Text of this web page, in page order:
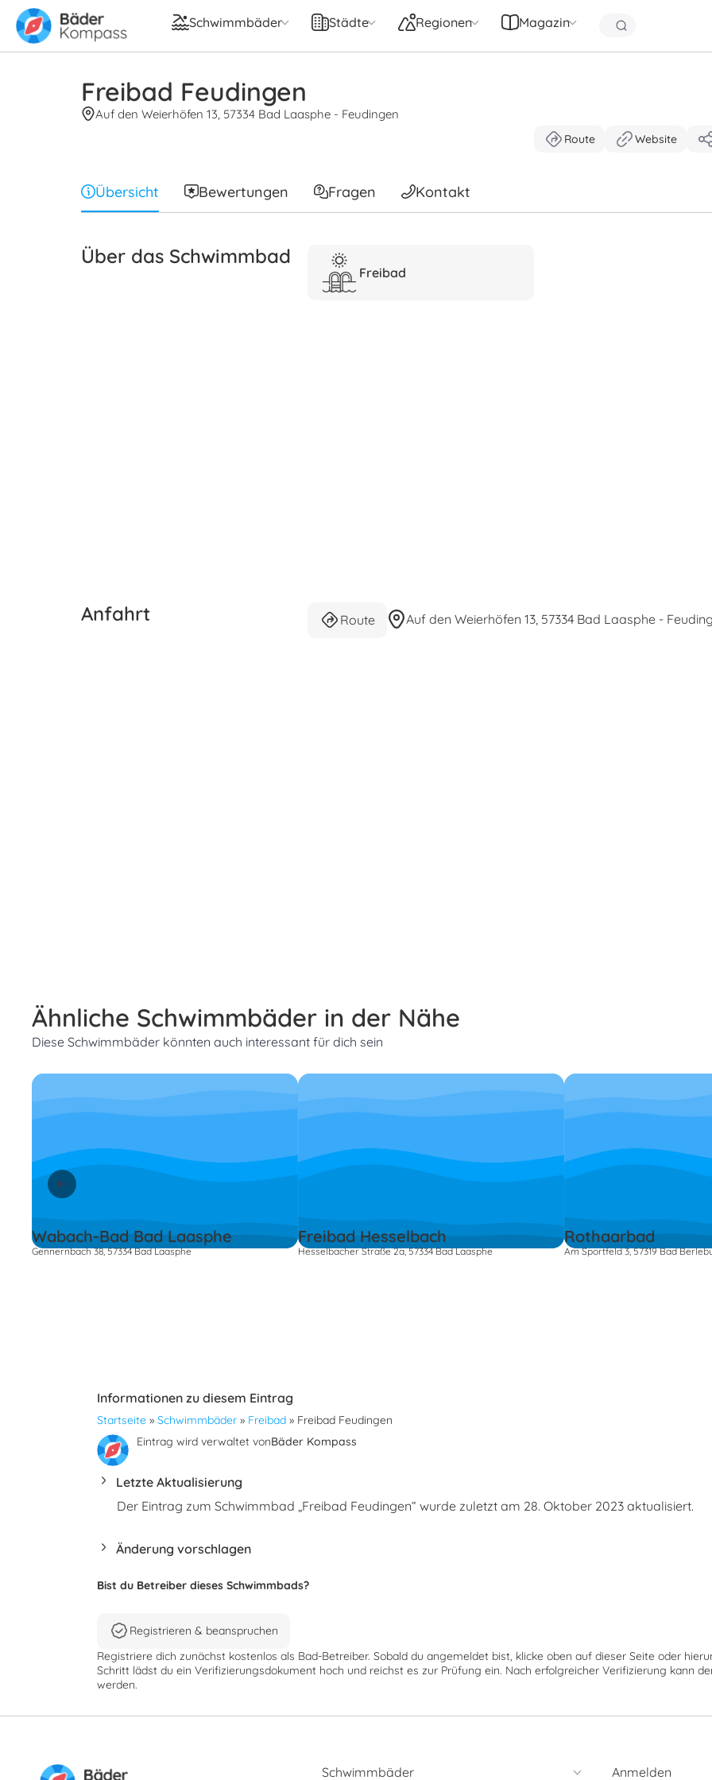
Schwimmbäder Städte Regionen Magazin
Freibad Feudingen
Auf den Weierhöfen 13, 57334 Bad Laasphe - Feudingen
Route Website
Übersicht Bewertungen Fragen Kontakt
Über das Schwimmbad
Freibad
Anfahrt Route Auf den Weierhöfen 13, 57334 Bad Laasphe -
Ähnliche Schwimmbäder in der Nähe
Diese Schwimmbäder könnten auch interessant für dich sein
Wabach-Bad Bad Laasphe
Gennernbach 38, 57334 Bad Laasphe
Freibad Hesselbach
Hesselbacher Straße 2a, 57334 Bad Laasphe
Rothaarbad
Am Sportfeld 3, 57319 Bad
Informationen zu diesem Eintrag
Startseite » Schwimmbäder » Freibad » Freibad Feudingen
Eintrag wird verwaltet vonBäder Kompass
Letzte Aktualisierung
Der Eintrag zum Schwimmbad „Freibad Feudingen“ wurde zuletzt am 28. Oktober 2023 aktualisiert.
Änderung vorschlagen
Bist du Betreiber dieses Schwimmbads?
Registrieren & beanspruchen
Registriere dich zunächst kostenlos als Bad-Betreiber. Sobald du angemeldet bist, klicke oben auf dieser Seite oder
Schritt lädst du ein Verifizierungsdokument hoch und reichst es zur Prüfung ein. Nach erfolgreicher Verifizierung kann
werden.
Schwimmbäder Anmelden